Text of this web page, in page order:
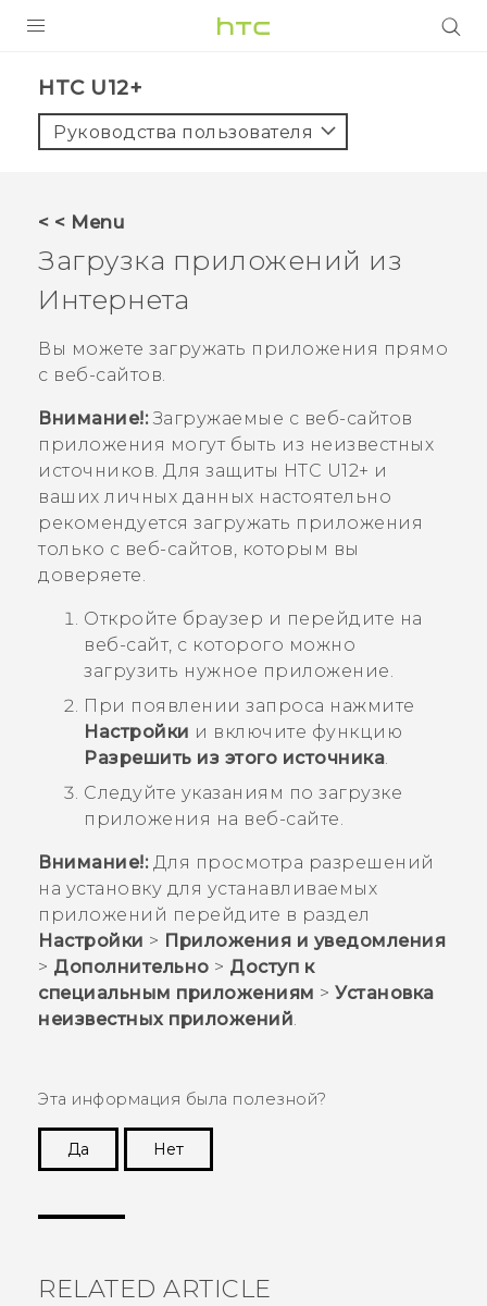
5G
VIVERSE
ПОДДЕРЖКА
HTC U12+‎
Руководства пользователя
< < Menu
Загрузка приложений из
Интернета
Вы можете загружать приложения прямо
с веб-сайтов.
Внимание!:Загружаемые с веб-сайтов
приложения могут быть из неизвестных
источников. Для защиты HTC U12+‍ и
ваших личных данных настоятельно
рекомендуется загружать приложения
только с веб-сайтов, которым вы
доверяете.
Откройте браузер и перейдите на
веб-сайт, с которого можно
загрузить нужное приложение.
При появлении запроса нажмите
Настройки и включите функцию
Разрешить из этого источника.
Следуйте указаниям по загрузке
приложения на веб-сайте.
Внимание!:Для просмотра разрешений
на установку для устанавливаемых
приложений перейдите в раздел
Настройки > Приложения и уведомления
> Дополнительно > Доступ к
специальным приложениям > Установка
неизвестных приложений.
Эта информация была полезной?
Да
Нет
RELATED ARTICLE